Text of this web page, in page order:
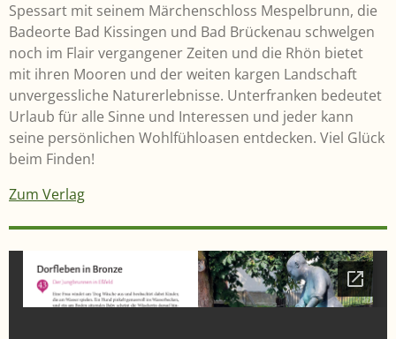
Spessart mit seinem Märchenschloss Mespelbrunn, die
Badeorte Bad Kissingen und Bad Brückenau schwelgen
noch im Flair vergangener Zeiten und die Rhön bietet
mit ihren Mooren und der weiten kargen Landschaft
unvergessliche Naturerlebnisse. Unterfranken bedeutet
Urlaub für alle Sinne und Interessen und jeder kann
seine persönlichen Wohlfühloasen entdecken. Viel Glück
beim Finden!
Zum Verlag